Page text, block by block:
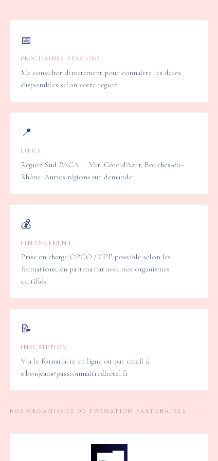
📅
PROCHAINES SESSIONS
Me consulter directement pour connaître les dates
disponibles selon votre région.
📍
LIEUX
Région Sud PACA — Var, Côte d'Azur, Bouches-du-
Rhône. Autres régions sur demande.
💰
FINANCEMENT
Prise en charge OPCO / CPF possible selon les
formations, en partenariat avec nos organismes
certifiés.
📝
INSCRIPTION
Via le formulaire en ligne ou par email à
e.bonjean@passionmaitredhotel.fr
NOS ORGANISMES DE FORMATION PARTENAIRES